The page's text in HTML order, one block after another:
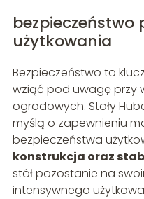
bezpieczeństwo
użytkowania
Bezpieczeństwo to
wziąć pod uwagę przy
ogrodowych. Stoły
myślą o zapewnieniu
bezpieczeństwa
konstrukcja oraz
stół pozostanie na
intensywnego